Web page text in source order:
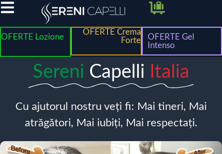
OFERTE Lozione
OFERTE Crema
Forte
OFERTE Gel
Intenso
Sereni Capelli Italia
Cu ajutorul nostru veți fi: Mai tineri, Mai
atrăgători, Mai iubiți, Mai respectați.